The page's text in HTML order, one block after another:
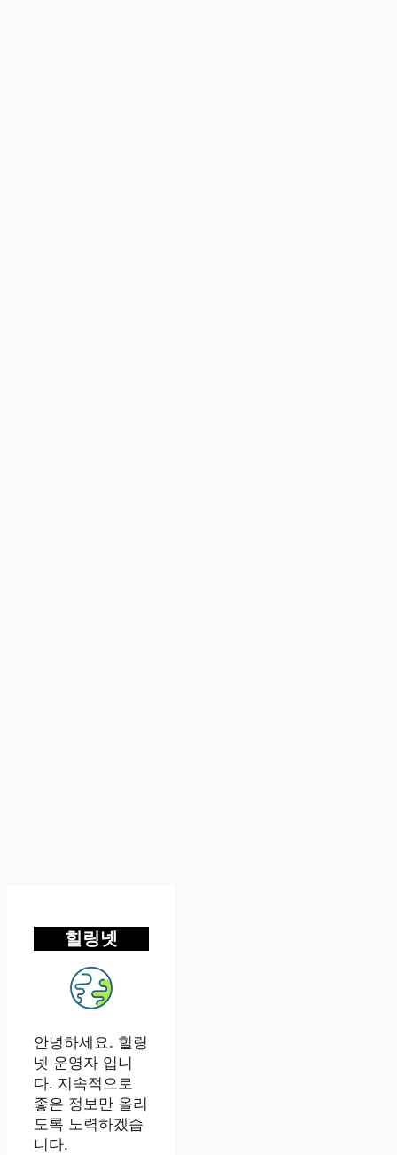
힐링넷
안녕하세요. 힐링
넷 운영자 입니
다. 지속적으로
좋은 정보만 올리
도록 노력하겠습
니다.